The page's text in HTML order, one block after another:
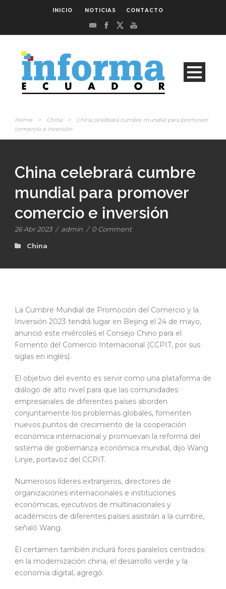
INICIO NOTICIAS CONTACTO
Home > China >
China celebrará cumbre mundial para promover
comercio e inversión
China celebrará cumbre
mundial para promover
comercio e inversión
26 Abr 2023 / admin / 0 Comment
China
La Cumbre Mundial de Promoción del Comercio y la
Inversión 2023 tendrá lugar en Beijing el 24 de mayo,
anunció este miércoles el Consejo Chino para el
Fomento del Comercio Internacional (CCPIT, por sus
siglas en inglés).
El objetivo del evento es servir como una plataforma de
diálogo de alto nivel para que las comunidades
empresariales de diferentes países aborden
conjuntamente los problemas globales, fomenten
nuevos puntos de crecimiento de la cooperación
económica internacional y promuevan la reforma del
sistema de gobernanza económica mundial, dijo Wang
Linjie, portavoz del CCPIT.
Numerosos líderes extranjeros, directores de
organizaciones internacionales e instituciones
económicas, ejecutivos de multinacionales y
académicos de diferentes países asistirán a la cumbre,
señaló Wang.
El certamen también incluirá foros paralelos centrados
en la modernización china, el desarrollo verde y la
economía digital, agregó.